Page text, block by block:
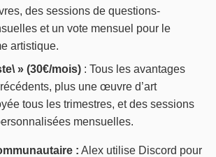
des sessions de questions-
et un vote mensuel pour le
artistique.
» (30€/mois) : Tous les avantages
plus une œuvre d’art
tous les trimestres, et des sessions
mensuelles.
: Alex utilise Discord pour